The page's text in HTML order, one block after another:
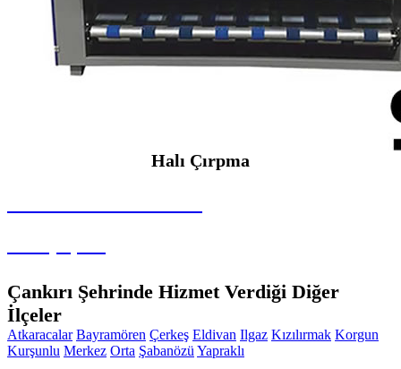
Halı Çırpma
Çankırı Şehrinde Hizmet Verdiği Diğer
İlçeler
Atkaracalar Bayramören Çerkeş Eldivan Ilgaz Kızılırmak Korgun
Kurşunlu Merkez Orta Şabanözü Yapraklı